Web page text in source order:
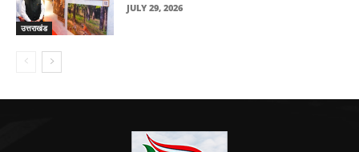
उत्तराखंड
JULY 29, 2026